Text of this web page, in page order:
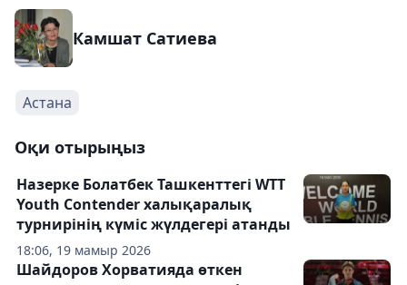
Камшат Сатиева
Астана
Оқи отырыңыз
18:06, 19 мамыр 2026
Назерке Болатбек Ташкенттегі WTT
Youth Contender халықаралық
турнирінің күміс жүлдегері атанды
Шайдоров Хорватияда өткен